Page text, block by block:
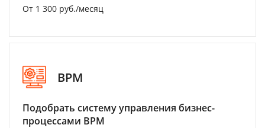
От 1 300 руб./месяц
BPM
Подобрать систему управления бизнес-
процессами BPM